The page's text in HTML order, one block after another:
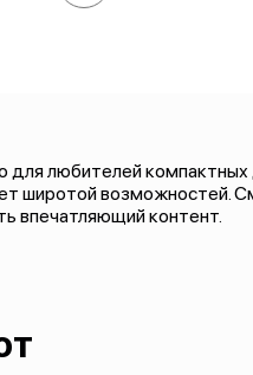
любителей компактных
широтой возможностей.
впечатляющий контент.